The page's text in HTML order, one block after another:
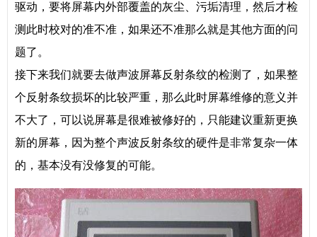
驱动，要将屏幕内外部覆盖的灰尘、污垢清理，然后才检
测此时校对的准不准，如果还不准那么就是其他方面的问
题了。
接下来我们就要去做声波屏幕反射条纹的检测了，如果整
个反射条纹损坏的比较严重，那么此时屏幕维修的意义并
不大了，可以说屏幕是很难被修好的，只能建议重新更换
新的屏幕，因为整个声波反射条纹的硬件是非常复杂一体
的，基本没有没修复的可能。